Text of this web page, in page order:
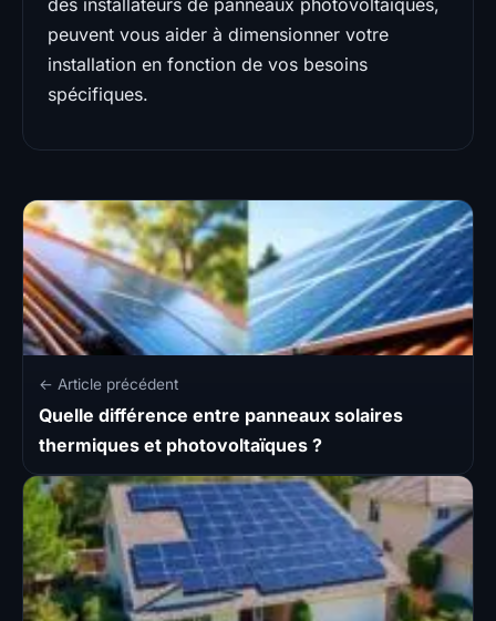
des installateurs de panneaux photovoltaïques,
peuvent vous aider à dimensionner votre
installation en fonction de vos besoins
spécifiques.
← Article précédent
Quelle différence entre panneaux solaires
thermiques et photovoltaïques ?